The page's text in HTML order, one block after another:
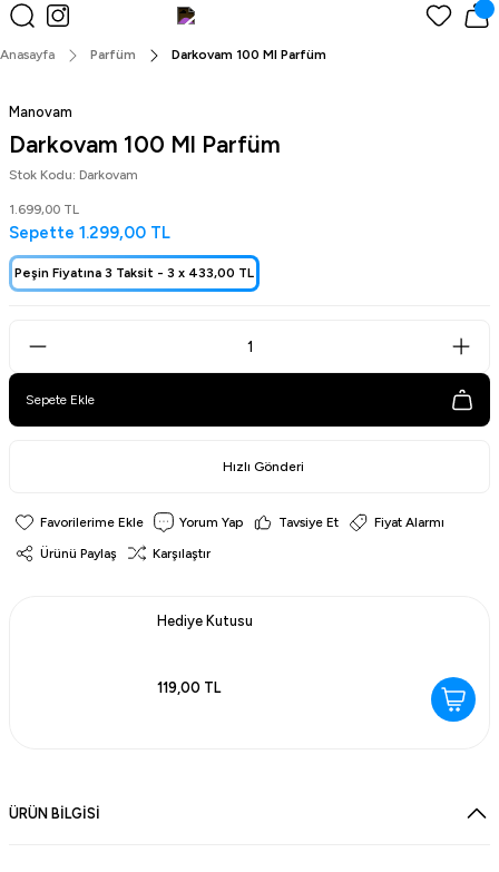
Peşin Fiyatına 3 Taksit!
Anasayfa Parfüm Darkovam 100 Ml Parfüm
Manovam
Darkovam 100 Ml Parfüm
Stok Kodu: Darkovam
1.699,00 TL
Sepette 1.299,00 TL
Peşin Fiyatına 3 Taksit - 3 x 433,00 TL
Sepete Ekle
Hızlı Gönderi
Yorum Yap Tavsiye Et Fiyat Alarmı
Ürünü Paylaş Karşılaştır
Hediye Kutusu
119,00 TL
ÜRÜN BİLGİSİ